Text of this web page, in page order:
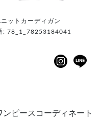
ットカーディガン
: 78_1_78253184041
ピースコーディネート